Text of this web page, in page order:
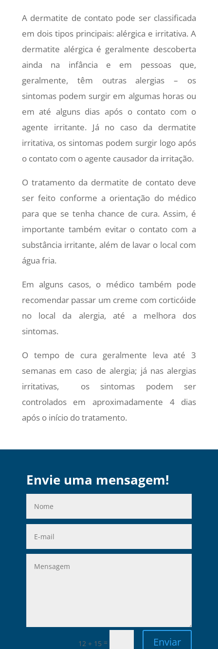
A dermatite de contato pode ser classificada
em dois tipos principais: alérgica e irritativa. A
dermatite alérgica é geralmente descoberta
ainda na infância e em pessoas que,
geralmente, têm outras alergias – os
sintomas podem surgir em algumas horas ou
em até alguns dias após o contato com o
agente irritante. Já no caso da dermatite
irritativa, os sintomas podem surgir logo após
o contato com o agente causador da irritação.
O tratamento da dermatite de contato deve
ser feito conforme a orientação do médico
para que se tenha chance de cura. Assim, é
importante também evitar o contato com a
substância irritante, além de lavar o local com
água fria.
Em alguns casos, o médico também pode
recomendar passar um creme com corticóide
no local da alergia, até a melhora dos
sintomas.
O tempo de cura geralmente leva até 3
semanas em caso de alergia; já nas alergias
irritativas, os sintomas podem ser
controlados em aproximadamente 4 dias
após o início do tratamento.
Envie uma mensagem!
12 + 15 = Enviar